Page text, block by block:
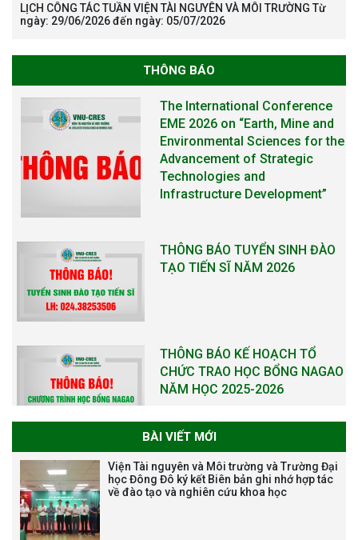
LỊCH CÔNG TÁC TUẦN VIỆN TÀI NGUYÊN VÀ MÔI TRƯỜNG Từ
ngày: 29/06/2026 đến ngày: 05/07/2026
THÔNG BÁO
The International Conference
EME 2026 on “Earth, Mine and
Environmental Sciences for the
Advancement of Strategic
Technologies and
Infrastructure Development”
THÔNG BÁO TUYỂN SINH ĐÀO
TẠO TIẾN SĨ NĂM 2026
THÔNG BÁO KẾ HOẠCH TỔ
CHỨC TRAO HỌC BỔNG NAGAO
NĂM HỌC 2025-2026
THƯ CẢM ƠN LỄ KỶ NIỆM 40
NĂM XÂY DỰNG VÀ PHÁT TRIỂN
VIỆN (1985-2025) VÀ ĐÓN
BÀI VIẾT MỚI
Viện Tài nguyên và Môi trường và Trường Đại
học Đông Đô ký kết Biên bản ghi nhớ hợp tác
về đào tạo và nghiên cứu khoa học